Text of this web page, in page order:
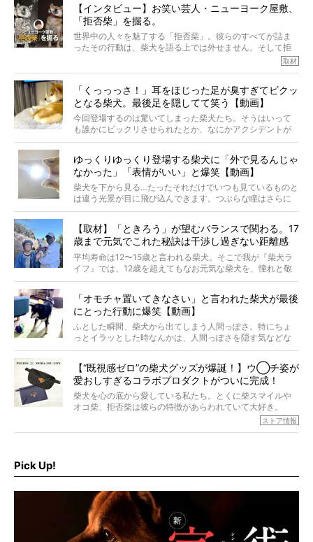
語でした。
※文章はご本人の了承を得て編集しています
※画像はすべてイメージです
※この記事は個人の感想であり、効果・効能を示すものではありません
そんな噂を聞きつけ、今回はハワイの柴犬たちを取材して
きました！
【インタビュー】お笑い芸人・ニューヨーク屋敷、
「拒否柴」を掘る。
世界中の人々を魅了する「拒否柴」。彼らのすべてが詰ま
ったその行動は、柴犬を語る上では外せません。そして拒
否柴がここまで話題になるのは、“映える”ことも理由のひと
がるのでしょうか。
最近版画製作を始めた、お笑いコンビ「ニューヨーク」の
屋敷裕政さんに、拒否柴を掘っていただきました！ イン
タビューと合わせてご覧ください。
取材
「くっっっさ！」耳をほじった足が臭すぎてビクッ
となる柴犬。最後足を隠してて笑う【動画】
今回登場するのは驚いてしまった柴犬たち。そうはいって
も誰かにビックリさせられたとか、なにかアクシデントが
起きたとか、そういうことが原因ではありません。全ての
ゆっくりゆっくり登場する柴犬に「外で見るんじゃ
なかった」「表情がいい」と爆笑【動画】
柴犬を下から見る…たったそれだけでいつも見ているものと
は違う光景が目に飛び込んできます。つぶらな瞳はさらに
つぶらに見え、モフモフのお顔はさらにモフモフに見えま
【取材】「ときろう」が望むバランスで関わる。17
歳まで元気でこれた秘訣は干渉し過ぎない距離感
#38ときろう
平均寿命は12〜15歳と言われる柴犬。そこで我が『柴犬ラ
イフ』では、12歳を超えてもなお元気な柴犬を、憧れと敬
意を込めて“レジェンド柴”と呼んでいます。 この特集で
ォーカスし、その元気の秘訣や、老犬と暮らすうえで大切
だと思うことを、オーナーさんに語っていただきます。今
回登場してくれたのは、17歳のときろうくん。小さい頃か
ら食が細かったため、何でも食べさせてきたということで
「オモチャ置いてきなさい」と言われた柴犬が最後
にとった行動に爆笑【動画】
ふとした瞬間、柴犬から出てしまう人間っぽさ。特にちょ
っとイラッとした時なんかは、人間っぽさを隠す気などな
いように見えます。もしかして本当の本当は、中身は人間
【“既視感ゼロ”の柴犬グッズが爆誕！】ウ◯チ姿が
愛おしすぎるコラボプロダクトがついに完成！
柴犬を心の底から愛している私たち。とくに柴スマイルや
オコ柴、拒否柴は彼らの特徴があらわれていて大好き。
でもちょっと待て…もうひとつ、忘れてはならない愛おしい
ストア情報
Pick Up!